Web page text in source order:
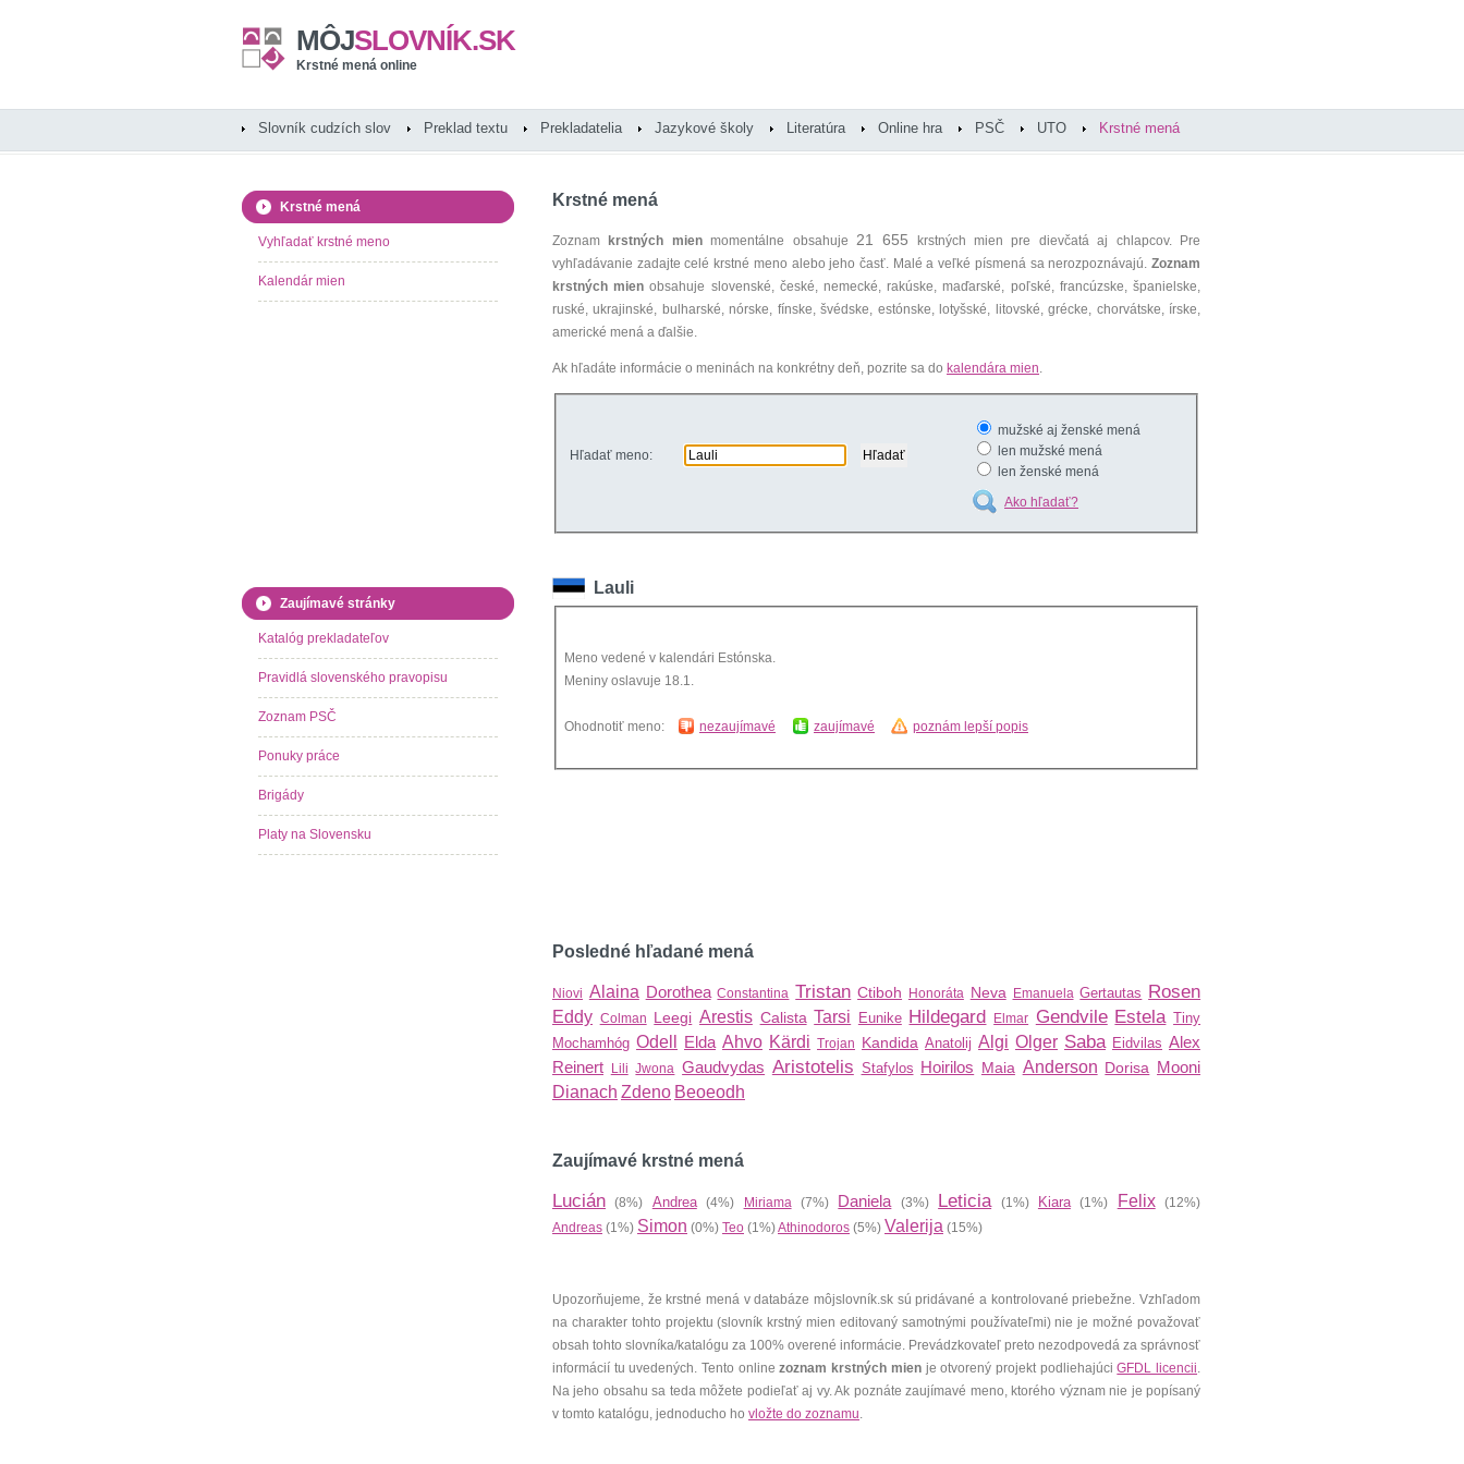
MÔJSLOVNÍK.SK
Krstné mená online
Slovník cudzích slov Preklad textu Prekladatelia Jazykové školy Literatúra Online hra PSČ UTO Krstné mená
Krstné mená
Zoznam krstných mienmomentálne obsahuje 21 655 krstných mien pre dievčatá aj chlapcov. Pre
vyhľadávanie zadajte celé krstné meno alebo jeho časť. Malé a veľké písmená sa nerozpoznávajú. Zoznam
krstných mien obsahuje slovenské, české, nemecké, rakúske, maďarské, poľské, francúzske, španielske,
ruské, ukrajinské, bulharské, nórske, fínske, švédske, estónske, lotyšské, litovské, grécke, chorvátske, írske,
americké mená a ďalšie.
Ak hľadáte informácie o meninách na konkrétny deň, pozrite sa do kalendára mien.
Hľadať meno:
mužské aj ženské mená
len mužské mená
len ženské mená
Ako hľadať?
Lauli
Meno vedené v kalendári Estónska.
Meniny oslavuje 18.1.
Ohodnotiť meno: nezaujímavé zaujímavé poznám lepší popis
Posledné hľadané mená
Niovi Alaina Dorothea Constantina Tristan Ctiboh Honoráta Neva Emanuela Gertautas Rosen
Eddy Colman Leegi Arestis Calista Tarsi Eunike Hildegard Elmar Gendvile Estela Tiny
Mochamhóg Odell Elda Ahvo Kärdi Trojan Kandida Anatolij Algi Olger Saba Eidvilas Alex
Reinert
Lili Jwona Gaudvydas Aristotelis Stafylos Hoirilos Maia Anderson Dorisa Mooni
Dianach Zdeno Beoeodh
Zaujímavé krstné mená
Lucián (8%) Andrea(4%) Miriama(7%) Daniela(3%) Leticia(1%) Kiara(1%) Felix(12%)
Andreas (1%) Simon (0%) Teo (1%)Athinodoros (5%) Valerija (15%)
Upozorňujeme, že krstné mená v databáze môjslovník.sk sú pridávané a kontrolované priebežne. Vzhľadom
na charakter tohto projektu (slovník krstný mien editovaný samotnými používateľmi) nie je možné považovať
obsah tohto slovníka/katalógu za 100% overené informácie. Prevádzkovateľ preto nezodpovedá za správnosť
informácií tu uvedených. Tento onlinezoznam krstných mienje otvorený projekt podliehajúciGFDL licencii.
Na jeho obsahu sa teda môžete podieľať aj vy. Ak poznáte zaujímavé meno, ktorého význam nie je popísaný
v tomto katalógu, jednoducho ho vložte do zoznamu.
Krstné mená
Vyhľadať krstné meno
Kalendár mien
Zaujímavé stránky
Katalóg prekladateľov
Pravidlá slovenského pravopisu
Zoznam PSČ
Ponuky práce
Brigády
Platy na Slovensku